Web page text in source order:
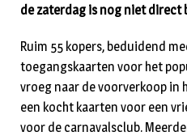
de zaterdag is nog niet direct
Ruim 55 kopers, beduidend
toegangskaarten voor het
vroeg naar de voorverkoop in
een kocht kaarten voor een
voor de carnavalsclub.